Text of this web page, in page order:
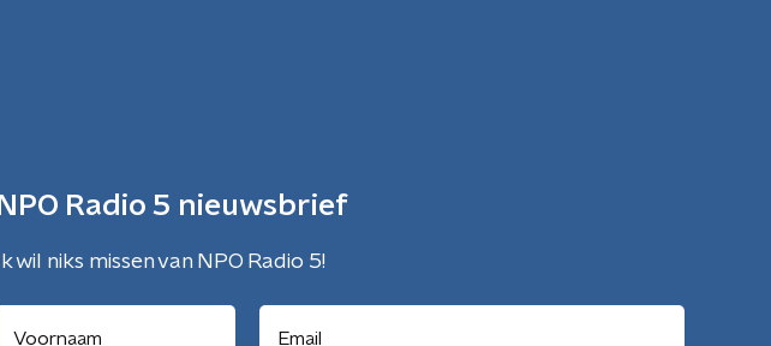
NPO Radio 5 nieuwsbrief
Ik wil niks missen van NPO Radio 5!